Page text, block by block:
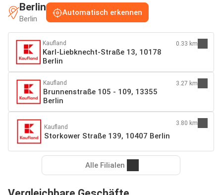
Berlin
Berlin
Automatisch erkennen
Kaufland
Karl-Liebknecht-Straße 13, 10178
Berlin
0.33 km
Kaufland
Brunnenstraße 105 - 109, 13355
Berlin
3.27 km
Kaufland
Storkower Straße 139, 10407 Berlin
3.80 km
Alle Filialen